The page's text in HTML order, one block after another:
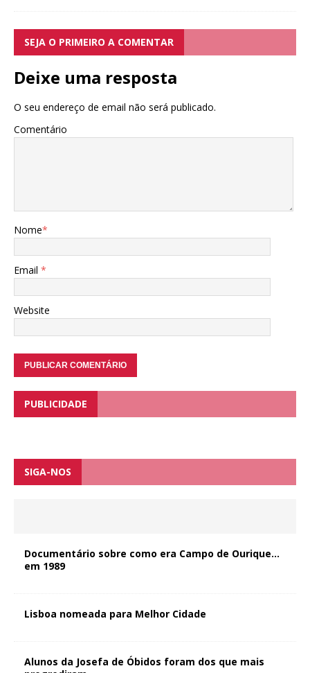
SEJA O PRIMEIRO A COMENTAR
Deixe uma resposta
O seu endereço de email não será publicado.
Comentário
Nome*
Email *
Website
PUBLICIDADE
SIGA-NOS
Documentário sobre como era Campo de Ourique…
em 1989
Lisboa nomeada para Melhor Cidade
Alunos da Josefa de Óbidos foram dos que mais